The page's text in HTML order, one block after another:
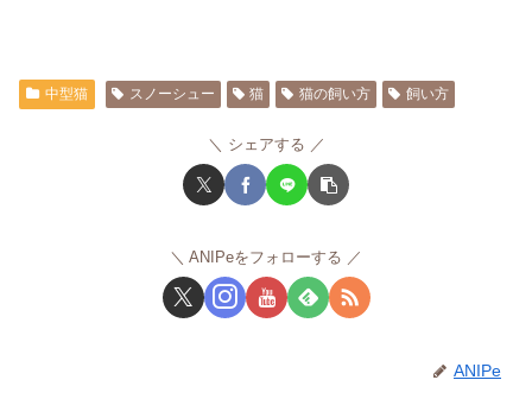
中型猫 スノーシュー 猫 猫の飼い方 飼い方
シェアする
ANIPeをフォローする
ANIPe